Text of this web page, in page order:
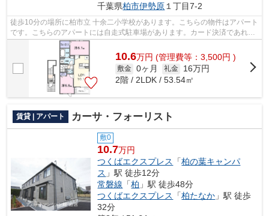
千葉県柏市伊勢原 １丁目7-2
徒歩10分の場所に柏市立 十余二小学校があります。こちらの物件はアパート
です。こちらのアパートには自走式駐車場があります。カード決済であれ
ば、現金が手元になくてもお支払いでき...
10.6万円 (管理費等：3,500円 )
敷金 0ヶ月 礼金
16万円
2階 / 2LDK / 53.54㎡
賃貸 | アパート カーサ・フォーリスト
敷0
10.7万円
つくばエクスプレス
「柏の葉キャンパ
ス 」駅 徒歩12分
常磐線 「柏 」駅 徒歩48分
つくばエクスプレス
「柏たなか 」駅 徒歩
32分